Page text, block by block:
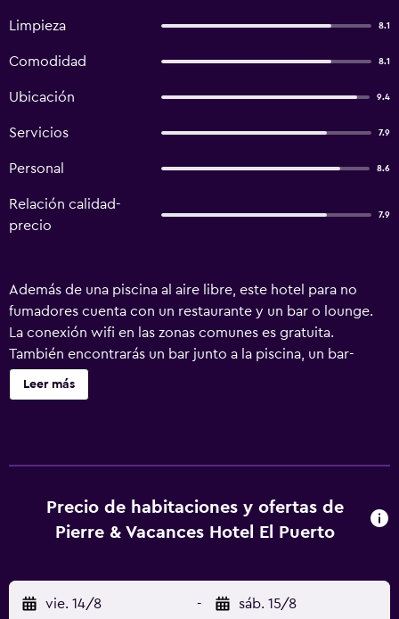
Limpieza 8.1
Comodidad 8.1
Ubicación 9.4
Servicios 7.9
Personal 8.6
Relación calidad-
precio
7.9
Además de una piscina al aire libre, este hotel para no
fumadores cuenta con un restaurante y un bar o lounge.
La conexión wifi en las zonas comunes es gratuita.
También encontrarás un bar junto a la piscina, un bar-
cafetería y una terraza en la azotea. Hotel El Puerto by
Pierre & Vacances ofrece 300 alojamientos con aire
servicio de limpieza todos los días. Los servicios de ocio y
esparcimiento en este hotel incluyen una piscina al aire
instalaciones o cerca del alojamiento (es posible que se
aplique un recargo).
Leer más
Precio de habitaciones y ofertas de
Pierre & Vacances Hotel El Puerto
vie. 14/8 - sáb. 15/8